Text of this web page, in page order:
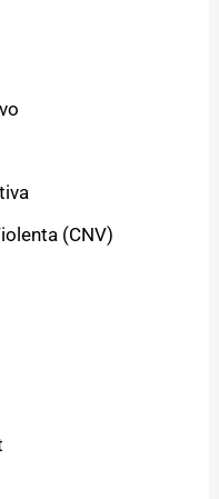
(CNV)